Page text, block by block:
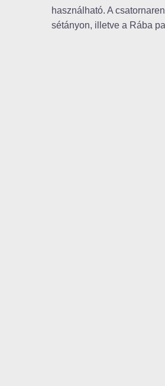
használható. A
sétányon, illetve a Rába